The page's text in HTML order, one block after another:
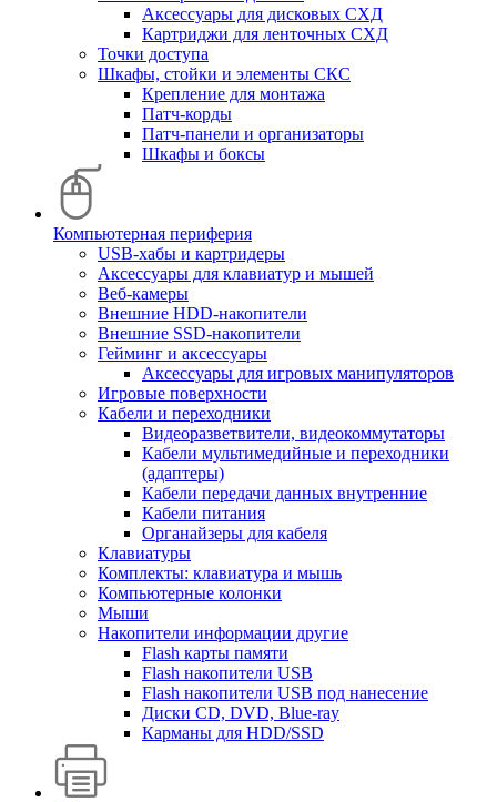
Аксессуары для дисковых СХД
Картриджи для ленточных СХД
Точки доступа
Шкафы, стойки и элементы СКС
Крепление для монтажа
Патч-корды
Патч-панели и организаторы
Шкафы и боксы
Компьютерная периферия
USB-хабы и картридеры
Аксессуары для клавиатур и мышей
Веб-камеры
Внешние HDD-накопители
Внешние SSD-накопители
Гейминг и аксессуары
Аксессуары для игровых манипуляторов
Игровые поверхности
Кабели и переходники
Видеоразветвители, видеокоммутаторы
Кабели мультимедийные и переходники
(адаптеры)
Кабели передачи данных внутренние
Кабели питания
Органайзеры для кабеля
Клавиатуры
Комплекты: клавиатура и мышь
Компьютерные колонки
Мыши
Накопители информации другие
Flash карты памяти
Flash накопители USB
Flash накопители USB под нанесение
Диски CD, DVD, Blue-ray
Карманы для HDD/SSD